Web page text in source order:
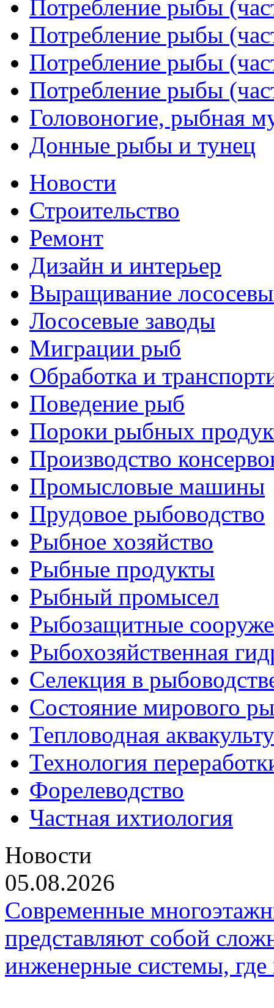
Потребление рыбы
Потребление рыбы
Потребление рыбы
Потребление рыбы
Головоногие, рыбная
Донные рыбы и тунец
Новости
Строительство
Ремонт
Дизайн и интерьер
Выращивание
Лососевые заводы
Миграции рыб
Обработка и
Поведение рыб
Пороки рыбных
Производство
Промысловые машины
Прудовое рыбоводство
Рыбное хозяйство
Рыбные продукты
Рыбный промысел
Рыбозащитные
Рыбохозяйственная
Селекция в
Состояние мирового
Тепловодная
Технология
Форелеводство
Частная ихтиология
Новости
05.08.2026
Современные
представляют собой
инженерные системы,